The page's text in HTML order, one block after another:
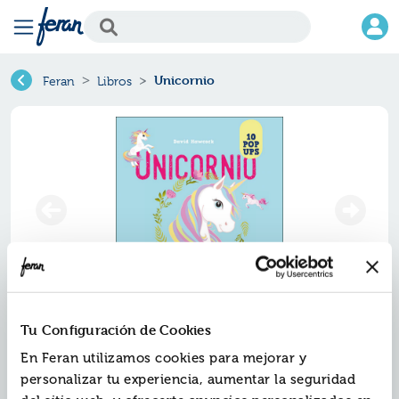
Tu Configuración de Cookies
En Feran utilizamos cookies para mejorar y
personalizar tu experiencia, aumentar la seguridad
Feran Libros Unicornio
Unicornio
Ref. ZPA-8560405
ISBN:9788428560405